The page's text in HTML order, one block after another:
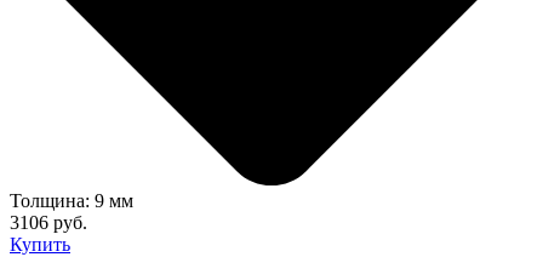
Толщина: 9 мм
3106 руб.
Купить